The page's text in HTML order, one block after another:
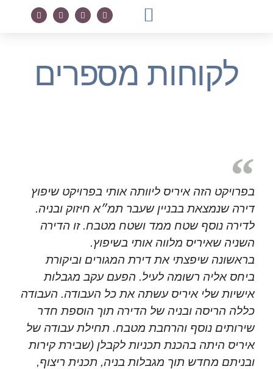
לקוחות מספרים
בפרויקט הזה איריס ליוותה אותי בפרויקט שיפוץ
דירה שנמצאת בבניין שעבר תמ״א חיזוק ובניה.
לדירה נוסף שטח ממד ושטח מטבח. זו הדירה
השניה שאיריס מלווה אותי בשיפוץ.
בראשונה שיפצתי את דירת המגורים וביקורת
ביחס אליה רשומה לעיל. הפעם עקב מגבלות
אישיות שלי איריס עשתה את כל העבודה. העבודה
כללה הריסה ובניה של הדירה תוך הוספת חדר
שירותים נוסף והרחבת מטבח. תחילת עבודה של
איריס היתה בהכנת תכניות לקבלן (שבירת קירות
ובניתם מחדש תוך מגבלות בניה, תכנית ריצוף,